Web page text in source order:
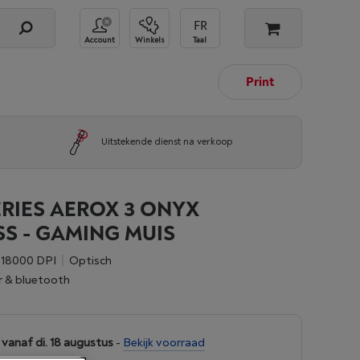
Account Winkels Taal
Print
Uitstekende dienst na verkoop
AEROX 3 ONYX
- GAMING MUIS
18000 DPI
Optisch
& bluetooth
di. 18 augustus - Bekijk voorraad